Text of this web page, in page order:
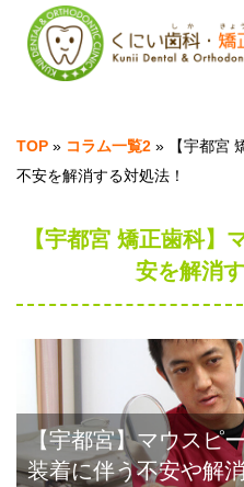
TOP » コラム一覧2 »
【宇都宮
不安を解消する対処法！
【宇都宮 矯正歯科】
安を解消
【宇都宮】マウスピ
装着に伴う不安や解